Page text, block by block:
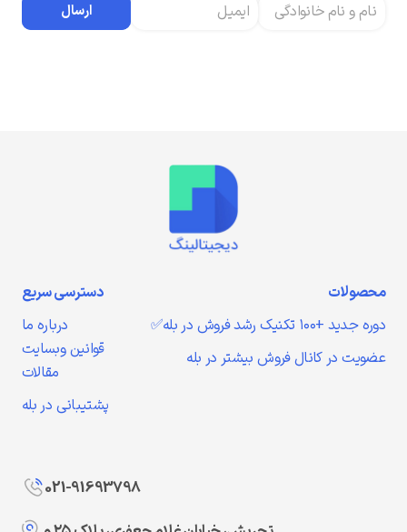
ارسال
محصولات
دوره جدید +۱۰۰ تکنیک رشد فروش در بله✅
عضویت در کانال فروش بیشتر در بله
دسترسی سریع
درباره ما
قوانین وبسایت
مقالات
پشتیبانی در بله
021-91693798